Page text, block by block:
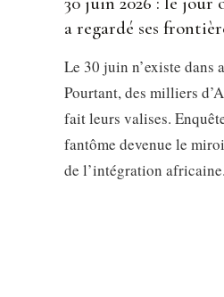
a regardé ses
Le 30 juin n’existe dans
Pourtant, des milliers
fait leurs valises.
fantôme devenue le
de l’intégration africaine.